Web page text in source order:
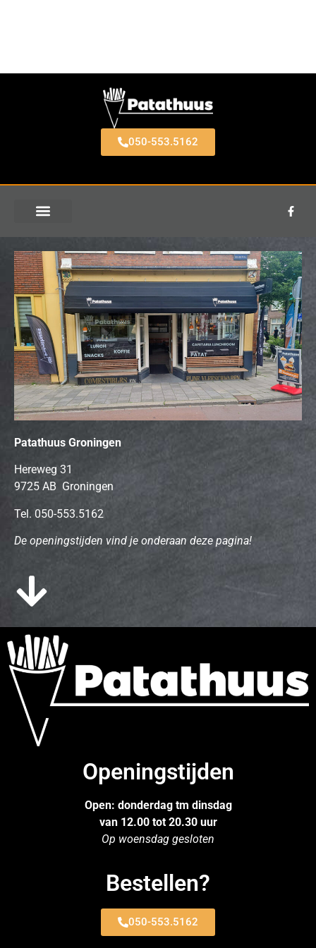
050-553.5162
Patathuus Groningen
Hereweg 31
9725 AB Groningen
Tel. 050-553.5162
De openingstijden vind je onderaan deze pagina!
Openingstijden
Open: donderdag tm dinsdag
van 12.00 tot 20.30 uur
Op woensdag gesloten
Bestellen?
050-553.5162